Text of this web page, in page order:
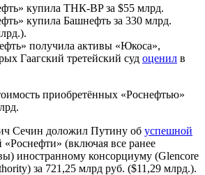
купила ТНК-BP за $55 млрд.
купила Башнефть за 330 млрд.
получила активы «Юкоса»,
Гаагский третейский суд оценил в
приобретённых «Роснефтью»
Сечин доложил Путину об успешной
«Роснефти» (включая все ранее
иностранному консорциуму (Glencore
за 721,25 млрд руб. ($11,29 млрд.).